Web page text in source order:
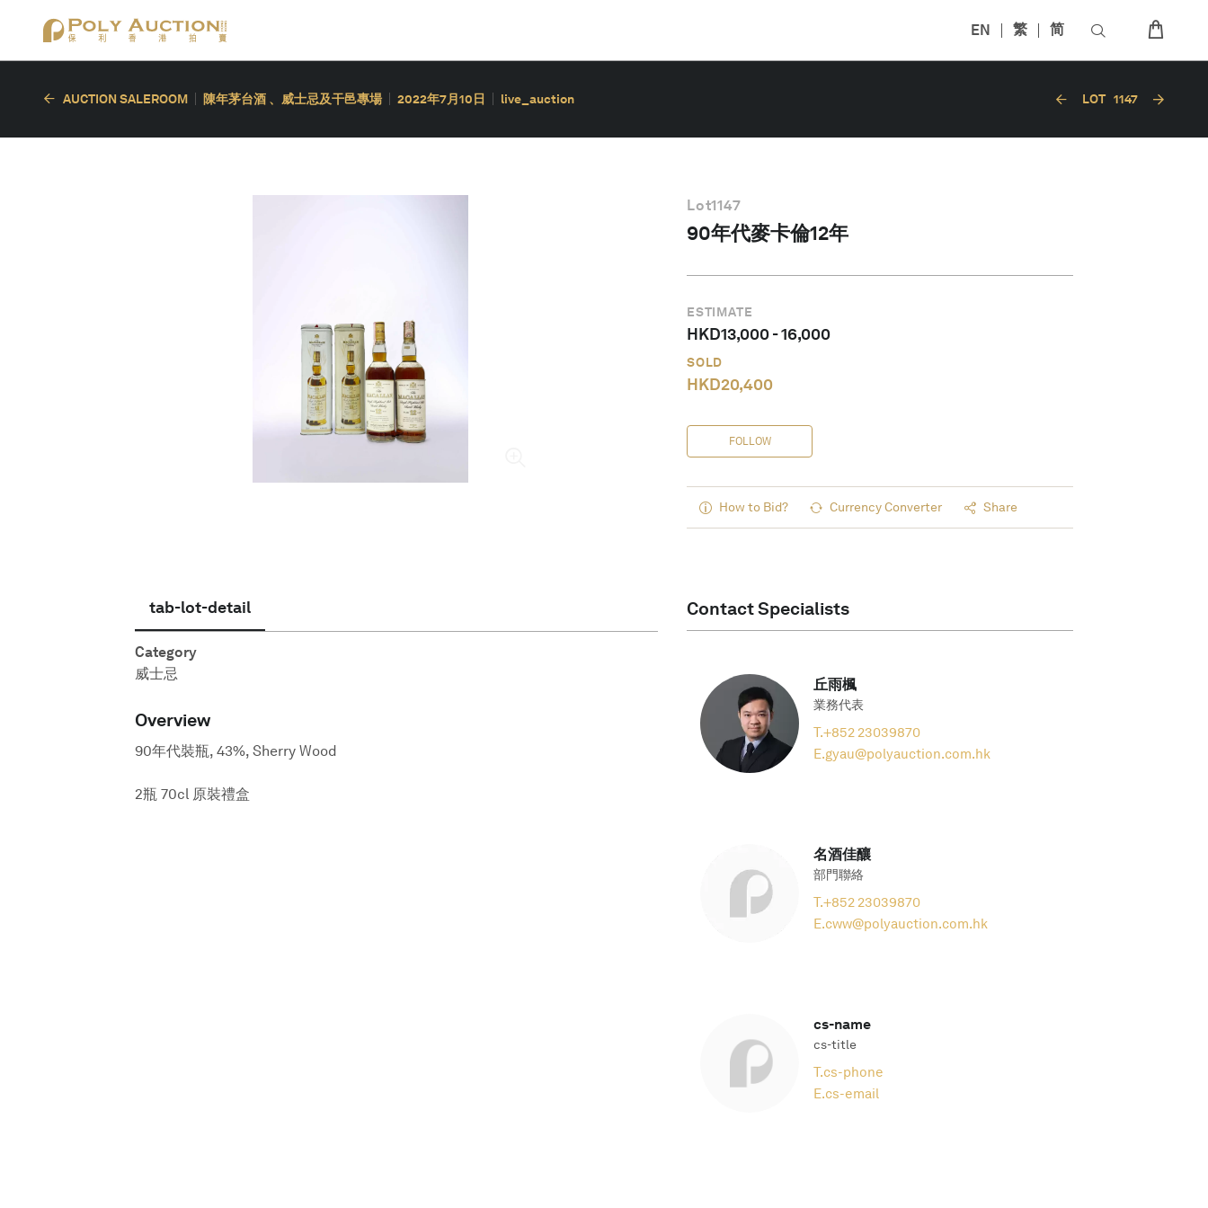
EN 繁 简
AUCTION SALEROOM 陳年茅台酒 、威士忌及干邑專場 2022年7月10日 live_auction LOT 1147
Lot1147
90年代麥卡倫12年
ESTIMATE
HKD13,000-16,000
SOLD
HKD20,400
FOLLOW
How to Bid? Currency Converter Share
tab-lot-detail
Category
威士忌
Overview
90年代裝瓶, 43%, Sherry Wood
2瓶 70cl 原裝禮盒
Contact Specialists
丘雨楓
業務代表
T.+852 23039870
E.gyau@polyauction.com.hk
名酒佳釀
部門聯絡
T.+852 23039870
E.cww@polyauction.com.hk
cs-name
cs-title
T.cs-phone
E.cs-email